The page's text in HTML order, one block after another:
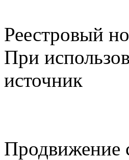
Реестровый
При
источник
Продвижение